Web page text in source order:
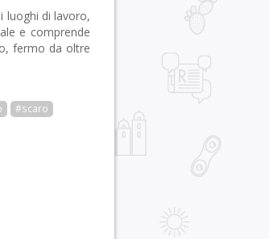
luoghi di lavoro,
e comprende
fermo da oltre
#scaro